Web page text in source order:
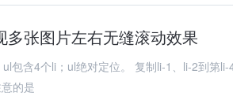
多张图片左右无缝滚动效果
包含4个li；ul绝对定位。 复制li-1、li-2到第
的是